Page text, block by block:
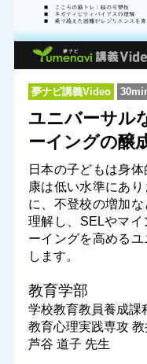
夢ナビ講義Video
ユニバーサル
ーイングの醸
日本の子どもは身
康は低い水準にあ
に、不登校の増加
理解し、SELやマ
ーイングを高める
します。
教育学部
学校教育教員養成課
教育心理実践専攻 教
芦谷 道子 先生